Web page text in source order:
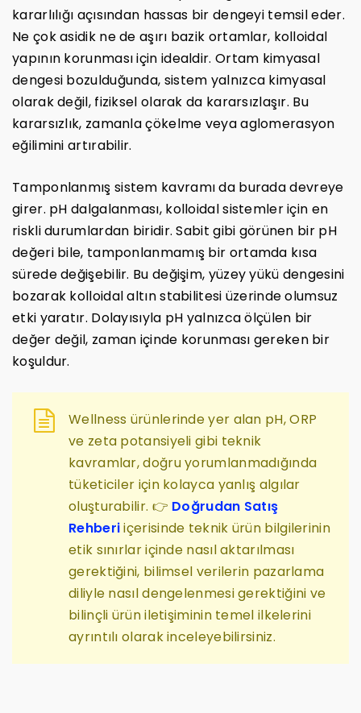
kararlılığı açısından hassas bir dengeyi temsil eder.
Ne çok asidik ne de aşırı bazik ortamlar, kolloidal
yapının korunması için idealdir. Ortam kimyasal
dengesi bozulduğunda, sistem yalnızca kimyasal
olarak değil, fiziksel olarak da kararsızlaşır. Bu
kararsızlık, zamanla çökelme veya aglomerasyon
eğilimini artırabilir.
Tamponlanmış sistem kavramı da burada devreye
girer. pH dalgalanması, kolloidal sistemler için en
riskli durumlardan biridir. Sabit gibi görünen bir pH
değeri bile, tamponlanmamış bir ortamda kısa
sürede değişebilir. Bu değişim, yüzey yükü dengesini
bozarak kolloidal altın stabilitesi üzerinde olumsuz
etki yaratır. Dolayısıyla pH yalnızca ölçülen bir
değer değil, zaman içinde korunması gereken bir
koşuldur.
Wellness ürünlerinde yer alan pH, ORP
ve zeta potansiyeli gibi teknik
kavramlar, doğru yorumlanmadığında
tüketiciler için kolayca yanlış algılar
oluşturabilir. 👉 Doğrudan Satış
Rehberiiçerisinde teknik ürün bilgilerinin
etik sınırlar içinde nasıl aktarılması
gerektiğini, bilimsel verilerin pazarlama
diliyle nasıl dengelenmesi gerektiğini ve
bilinçli ürün iletişiminin temel ilkelerini
ayrıntılı olarak inceleyebilirsiniz.